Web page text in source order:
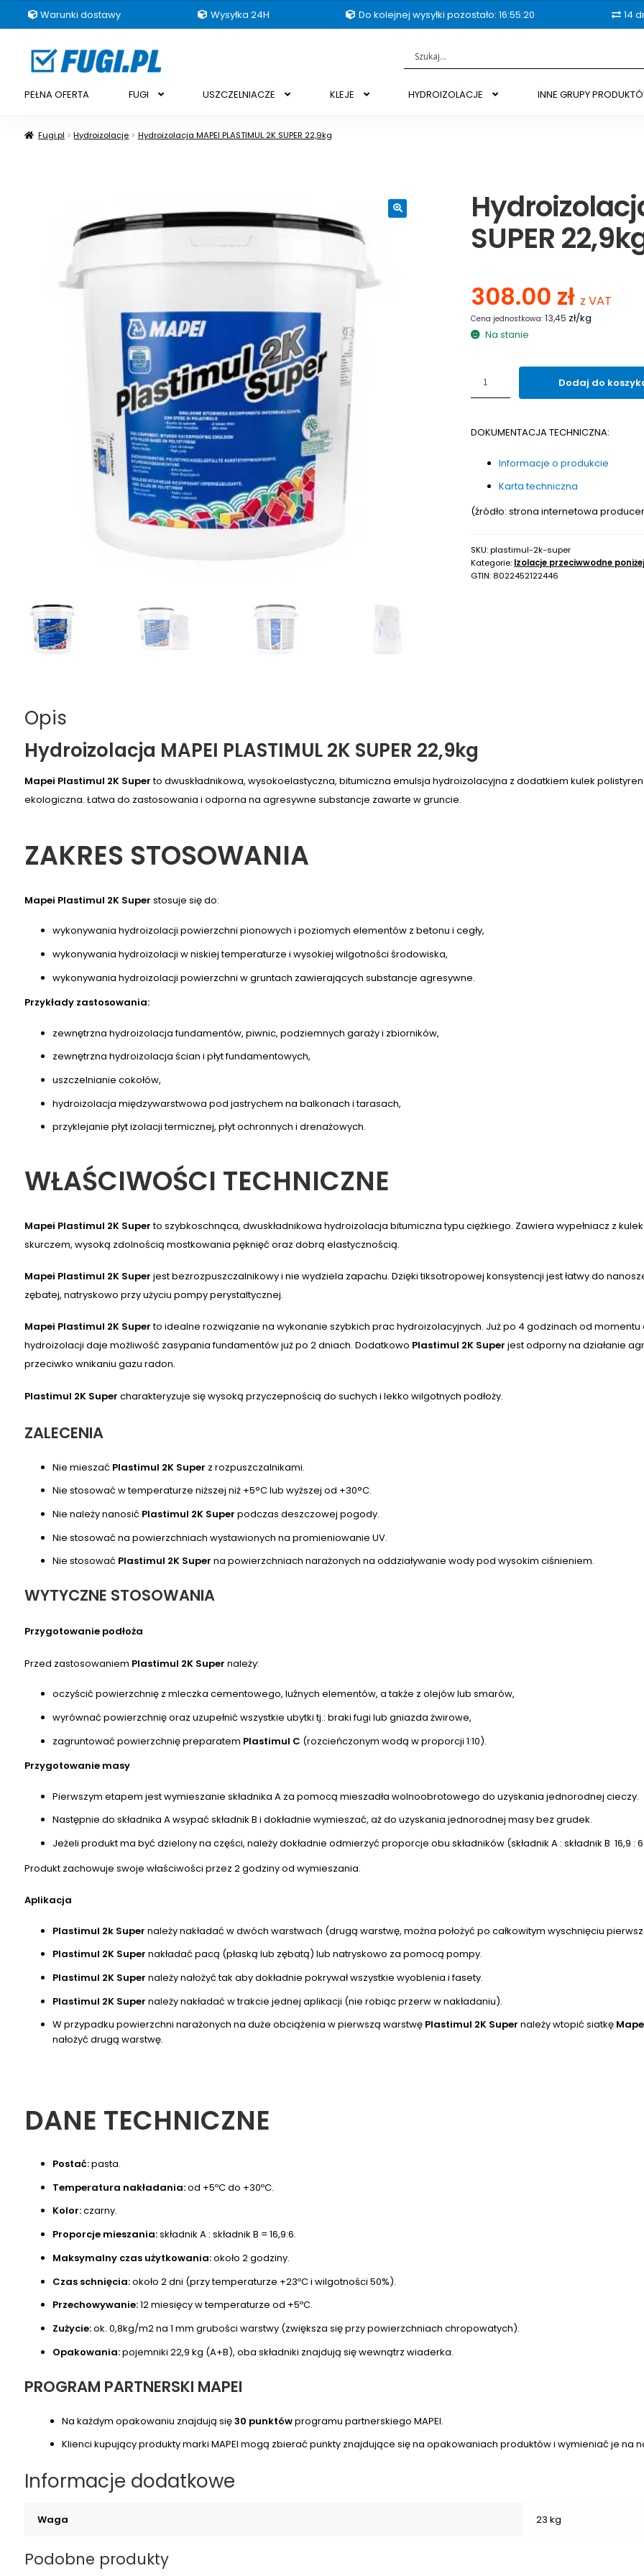
Warunki dostawy Wysyłka 24H Do kolejnej wysyłki pozostało: 16:55:19 14
Przejdź
Przejdź
PEŁNA OFERTA
FUGI USZCZELNIACZE KLEJE HYDROIZOLACJE INNE GRUPY
Fugi.pl Hydroizolacje Hydroizolacja MAPEI PLASTIMUL 2K SUPER 22,9kg
SUPER
308.00 zł z VAT
13,45 zł/kg
Na stanie
Hydroizolacja
2K
22,9kg
Dodaj do
DOKUMENTACJA TECHNICZNA:
Informacje o produkcie
Karta techniczna
(źródło: strona internetowa
SKU:plastimul-2k-super
Kategorie: Izolacje przeciwwodne
GTIN: 8022452122446
Opis
Hydroizolacja MAPEI PLASTIMUL 2K SUPER 22,9kg
Mapei Plastimul 2K Superto dwuskładnikowa, wysokoelastyczna, bitumiczna emulsja hydroizolacyjna z dodatkiem kulek
ekologiczna. Łatwa do zastosowania i odporna na agresywne substancje zawarte w gruncie.
ZAKRES STOSOWANIA
Mapei Plastimul 2K Super stosuje się do:
wykonywania hydroizolacji powierzchni pionowych i poziomych elementów z betonu i cegły,
wykonywania hydroizolacji w niskiej temperaturze i wysokiej wilgotności środowiska,
wykonywania hydroizolacji powierzchni w gruntach zawierających substancje agresywne.
Przykłady zastosowania:
zewnętrzna hydroizolacja fundamentów, piwnic, podziemnych garaży i zbiorników,
zewnętrzna hydroizolacja ścian i płyt fundamentowych,
uszczelnianie cokołów,
hydroizolacja międzywarstwowa pod jastrychem na balkonach i tarasach,
przyklejanie płyt izolacji termicznej, płyt ochronnych i drenażowych.
WŁAŚCIWOŚCI TECHNICZNE
Mapei Plastimul 2K Superto szybkoschnąca, dwuskładnikowa hydroizolacja bitumiczna typu ciężkiego. Zawiera wypełniacz z
skurczem, wysoką zdolnością mostkowania pęknięć oraz dobrą elastycznością.
Mapei Plastimul 2K Super jest bezrozpuszczalnikowy i nie wydziela zapachu. Dzięki tiksotropowej konsystencji jest łatwy do
zębatej, natryskowo przy użyciu pompy perystaltycznej.
Mapei Plastimul 2K Superto idealne rozwiązanie na wykonanie szybkich prac hydroizolacyjnych. Już po 4 godzinach od
hydroizolacji daje możliwość zasypania fundamentów już po 2 dniach. Dodatkowo Plastimul 2K Super jest odporny na działanie
przeciwko wnikaniu gazu radon.
Plastimul 2K Super charakteryzuje się wysoką przyczepnością do suchych i lekko wilgotnych podłoży.
ZALECENIA
Nie mieszać Plastimul 2K Super z rozpuszczalnikami.
Nie stosować w temperaturze niższej niż +5°C lub wyższej od +30°C.
Nie należy nanosić Plastimul 2K Super podczas deszczowej pogody.
Nie stosować na powierzchniach wystawionych na promieniowanie UV.
Nie stosować Plastimul 2K Super na powierzchniach narażonych na oddziaływanie wody pod wysokim ciśnieniem.
WYTYCZNE STOSOWANIA
Przygotowanie podłoża
Przed zastosowaniem Plastimul 2K Super należy:
oczyścić powierzchnię z mleczka cementowego, luźnych elementów, a także z olejów lub smarów,
wyrównać powierzchnię oraz uzupełnić wszystkie ubytki tj.: braki fugi lub gniazda żwirowe,
zagruntować powierzchnię preparatem Plastimul C (rozcieńczonym wodą w proporcji 1:10).
Przygotowanie masy
Pierwszym etapem jest wymieszanie składnika A za pomocą mieszadła wolnoobrotowego do uzyskania jednorodnej cieczy.
Następnie do składnika A wsypać składnik B i dokładnie wymieszać, aż do uzyskania jednorodnej masy bez grudek.
Jeżeli produkt ma być dzielony na części, należy dokładnie odmierzyć proporcje obu składników (składnik A : składnik B 16,9 :
Produkt zachowuje swoje właściwości przez 2 godziny od wymieszania.
Aplikacja
Plastimul 2k Super należy nakładać w dwóch warstwach (drugą warstwę, można położyć po całkowitym wyschnięciu
Plastimul 2K Super nakładać pacą (płaską lub zębatą) lub natryskowo za pomocą pompy.
Plastimul 2K Super należy nałożyć tak aby dokładnie pokrywał wszystkie wyoblenia i fasety.
Plastimul 2K Super należy nakładać w trakcie jednej aplikacji (nie robiąc przerw w nakładaniu).
W przypadku powierzchni narażonych na duże obciążenia w pierwszą warstwę Plastimul 2K Super należy wtopić siatkę
nałożyć drugą warstwę.
DANE TECHNICZNE
Postać:pasta.
Temperatura nakładania:od +5ºC do +30ºC.
Kolor:czarny.
Proporcje mieszania:składnik A : składnik B = 16,9:6.
Maksymalny czas użytkowania:około 2 godziny.
Czas schnięcia:około 2 dni (przy temperaturze +23ºC i wilgotności 50%).
Przechowywanie:12 miesięcy w temperaturze od +5ºC.
Zużycie:ok. 0,8kg/m2 na 1 mm grubości warstwy (zwiększa się przy powierzchniach chropowatych).
Opakowania:pojemniki 22,9 kg (A+B), oba składniki znajdują się wewnątrz wiaderka.
PROGRAM PARTNERSKI MAPEI
Na każdym opakowaniu znajdują się30 punktówprogramu partnerskiego MAPEI.
Klienci kupujący produkty marki MAPEI mogą zbierać punkty znajdujące się na opakowaniach produktów i wymieniać je na
Informacje dodatkowe
Waga 23 kg
Podobne produkty